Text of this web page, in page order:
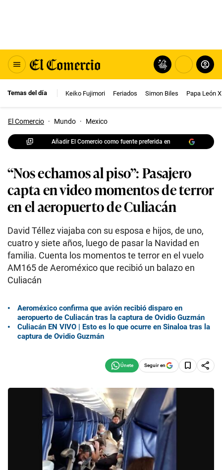
Temas del día Keiko Fujimori Feriados Simon Biles Papa León
El Comercio · Mundo · Mexico
Añadir El Comercio como fuente preferida en
“Nos echamos al piso”: Pasajero
capta en video momentos de terror
en el aeropuerto de Culiacán
David Téllez viajaba con su esposa e hijos, de uno,
cuatro y siete años, luego de pasar la Navidad en
familia. Cuenta los momentos te terror en el vuelo
AM165 de Aeroméxico que recibió un balazo en
Culiacán
Aeroméxico confirma que avión recibió disparo en
aeropuerto de Culiacán tras la captura de Ovidio Guzmán
Culiacán EN VIVO | Esto es lo que ocurre en Sinaloa tras la
captura de Ovidio Guzmán
Seguir en